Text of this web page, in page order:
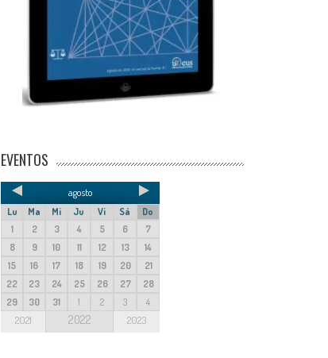
EVENTOS
agosto
Lu Ma Mi Ju Vi Sá
Do
1
2 3 4 5 6
7
8
9 10 11 12 13
14
15
16 17 18 19 20
21
22
23 24 25 26 27
28
29
30 31 1 2 3 4
2021 2022 2023